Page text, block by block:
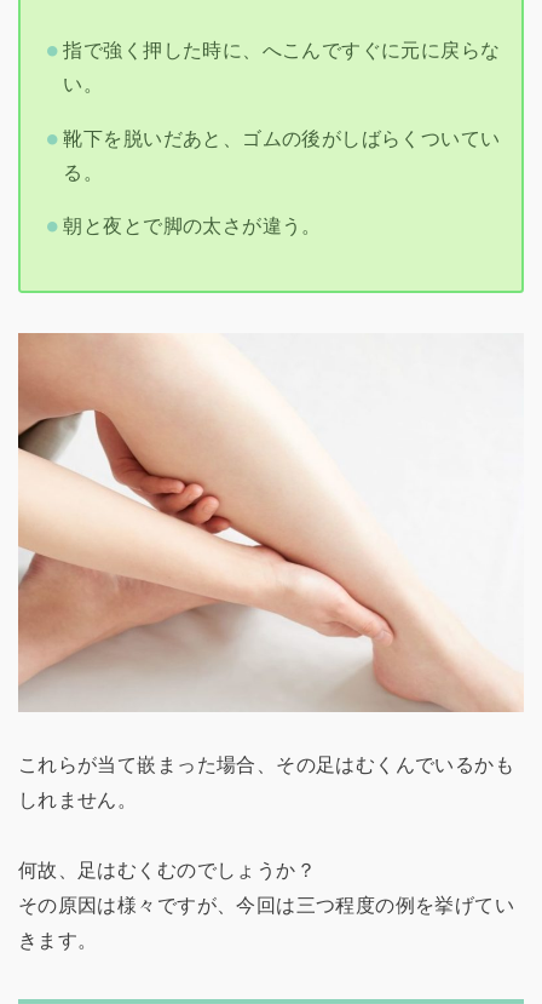
指で強く押した時に、へこんですぐに元に戻らな
い。
靴下を脱いだあと、ゴムの後がしばらくついてい
る。
朝と夜とで脚の太さが違う。
これらが当て嵌まった場合、その足はむくんでいるかも
しれません。
何故、足はむくむのでしょうか？
その原因は様々ですが、今回は三つ程度の例を挙げてい
きます。